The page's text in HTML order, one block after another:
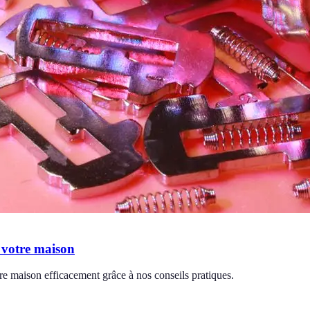
maison
maison efficacement grâce à nos conseils pratiques.